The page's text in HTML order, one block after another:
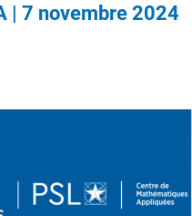
| 7 novembre 2024